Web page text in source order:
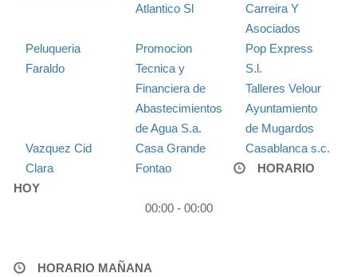
Atlantico Sl
Carreira Y
Asociados
Peluqueria
Faraldo
Promocion
Tecnica y
Financiera de
Abastecimientos
de Agua S.a.
Pop Express
S.l.
Talleres Velour
Ayuntamiento
de Mugardos
Vazquez Cid
Clara
Casa Grande
Fontao
Casablanca s.c.
HORARIO
HOY
00:00 - 00:00
HORARIO MAÑANA